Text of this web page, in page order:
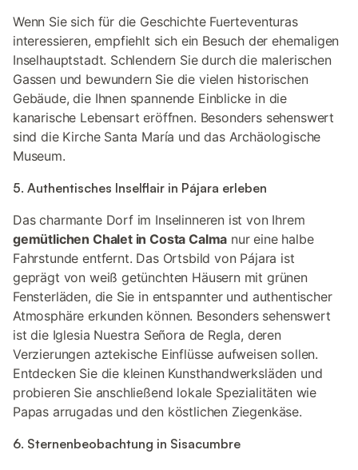
Wenn Sie sich für die Geschichte Fuerteventuras
interessieren, empfiehlt sich ein Besuch der ehemaligen
Inselhauptstadt. Schlendern Sie durch die malerischen
Gassen und bewundern Sie die vielen historischen
Gebäude, die Ihnen spannende Einblicke in die
kanarische Lebensart eröffnen. Besonders sehenswert
sind die Kirche Santa María und das Archäologische
Museum.
5. Authentisches Inselflair in Pájara erleben
Das charmante Dorf im Inselinneren ist von Ihrem
gemütlichen Chalet in Costa Calma nur eine halbe
Fahrstunde entfernt. Das Ortsbild von Pájara ist
geprägt von weiß getünchten Häusern mit grünen
Fensterläden, die Sie in entspannter und authentischer
Atmosphäre erkunden können. Besonders sehenswert
ist die Iglesia Nuestra Señora de Regla, deren
Verzierungen aztekische Einflüsse aufweisen sollen.
Entdecken Sie die kleinen Kunsthandwerksläden und
probieren Sie anschließend lokale Spezialitäten wie
Papas arrugadas und den köstlichen Ziegenkäse.
6. Sternenbeobachtung in Sisacumbre